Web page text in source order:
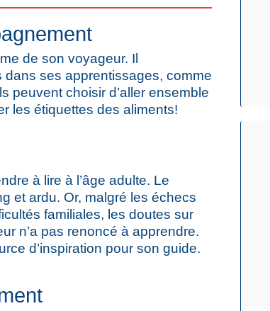
de son voyageur. Il
dans ses apprentissages, comme
peuvent choisir d’aller ensemble
les étiquettes des aliments!
à lire à l’âge adulte. Le
et ardu. Or, malgré les échecs
familiales, les doutes sur
n’a pas renoncé à apprendre.
d’inspiration pour son guide.